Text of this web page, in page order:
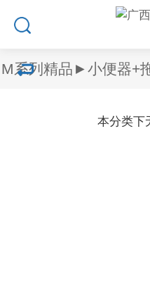
M系列精品►小便器+
本分类下